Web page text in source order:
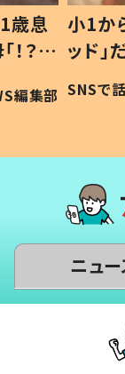
歳息
？」
編集部
小1か
ッド
作り
#令和
SNSで
ニュー